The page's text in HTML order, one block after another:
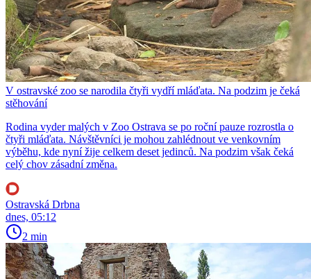
V ostravské zoo se narodila čtyři vydří mláďata. Na podzim je čeká
stěhování
Rodina vyder malých v Zoo Ostrava se po roční pauze rozrostla o
čtyři mláďata. Návštěvníci je mohou zahlédnout ve venkovním
výběhu, kde nyní žije celkem deset jedinců. Na podzim však čeká
celý chov zásadní změna.
Ostravská Drbna
dnes, 05:12
2 min